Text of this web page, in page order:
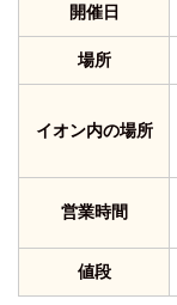
開催日
場所
イオン内の場所
営業時間
値段